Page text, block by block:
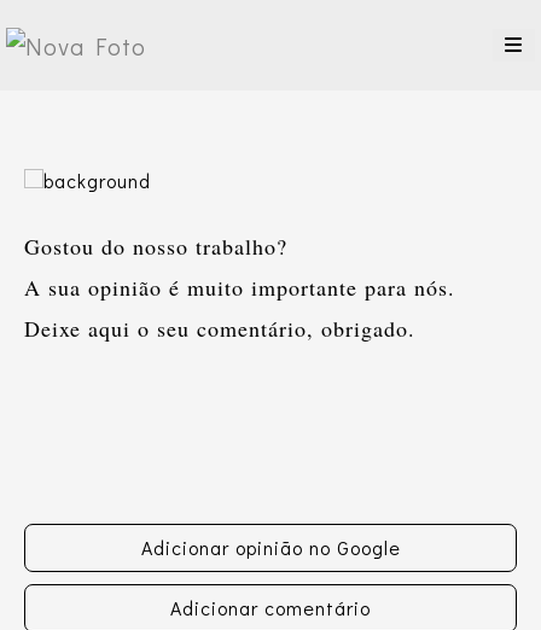
Gostou do nosso trabalho?
A sua opinião é muito importante para nós.
Deixe aqui o seu comentário, obrigado.
Adicionar opinião no Google
Adicionar comentário